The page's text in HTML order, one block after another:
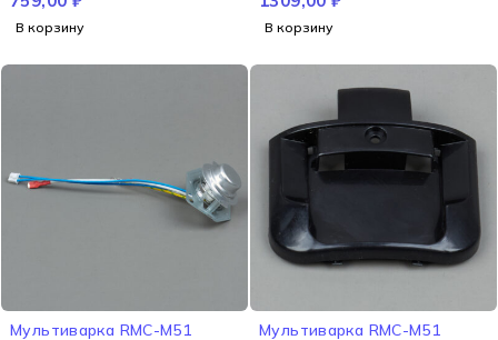
В корзину В корзину
Мультиварка RMC-M51 Мультиварка RMC-M51